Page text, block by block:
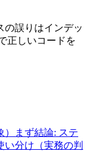
の誤りはインデッ
正しいコードを
まず結論: ステ
い分け（実務の判